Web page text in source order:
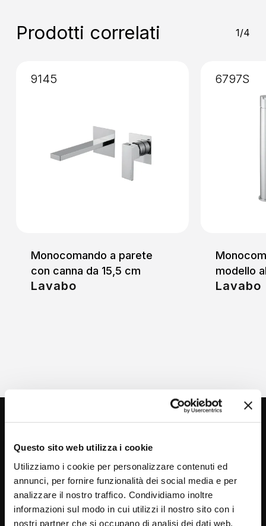
Questo sito web utilizza i cookie
Utilizziamo i cookie per personalizzare contenuti ed
annunci, per fornire funzionalità dei social media e per
analizzare il nostro traffico. Condividiamo inoltre
informazioni sul modo in cui utilizzi il nostro sito con i
nostri partner che si occupano di analisi dei dati web,
Installazione : Senza Incasso
Prodotti correlati 1/4
Monocomando a parete
con canna da 15,5 cm
Lavabo
9145
modello
Lavabo
6797S
Via C. Rolando 111, Gozzano (NO) 28024
P.IVA 00265030031